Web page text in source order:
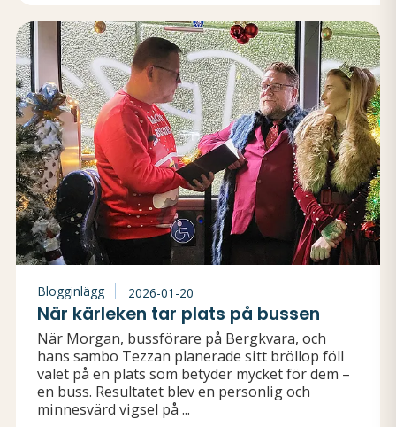
Blogginlägg 2026-01-20
När kärleken tar plats på bussen
När Morgan, bussförare på Bergkvara, och
hans sambo Tezzan planerade sitt bröllop föll
valet på en plats som betyder mycket för dem –
en buss. Resultatet blev en personlig och
minnesvärd vigsel på ...